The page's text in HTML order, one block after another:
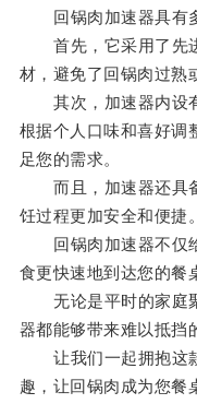
回锅肉加速器具有多
首先，它采用了先进
材，避免了回锅肉过熟
其次，加速器内设有
根据个人口味和喜好调
足您的需求。
而且，加速器还具备
饪过程更加安全和便捷。
回锅肉加速器不仅给
食更快速地到达您的餐
无论是平时的家庭聚
器都能够带来难以抵挡
让我们一起拥抱这款
趣，让回锅肉成为您餐